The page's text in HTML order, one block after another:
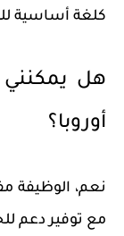
كلغة أساسية
هل يمكنني
أوروبا؟
نعم، الوظيفة
مع توفير دعم